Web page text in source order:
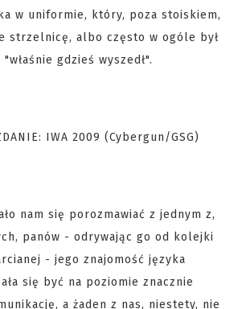
w uniformie, który, poza stoiskiem,
strzelnicę, albo często w ogóle był
gdzieś wyszedł".
nam się porozmawiać z jednym z,
panów - odrywając go od kolejki
- jego znajomość języka
się być na poziomie znacznie
a żaden z nas, niestety, nie